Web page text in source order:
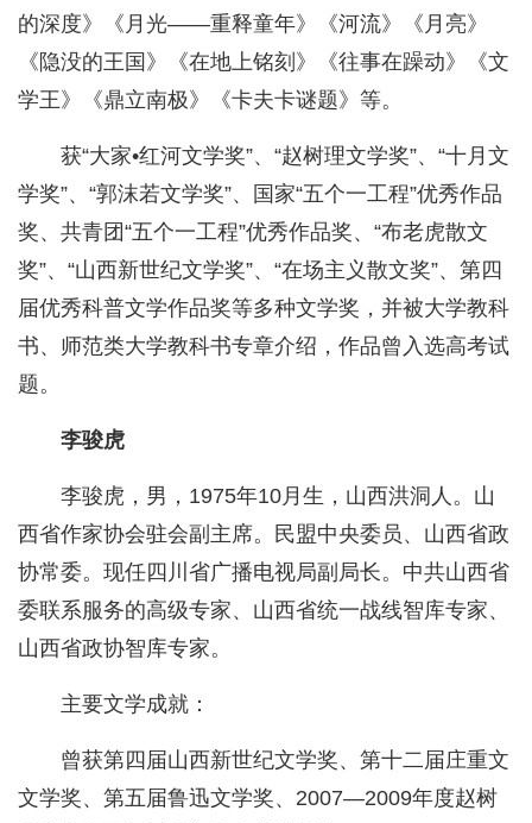
的深度》《月光——重释童年》《河流》《月亮》
《隐没的王国》《在地上铭刻》《往事在躁动》《文
学王》《鼎立南极》《卡夫卡谜题》等。
获“大家•红河文学奖”、“赵树理文学奖”、“十月文
学奖”、“郭沫若文学奖”、国家“五个一工程”优秀作品
奖、共青团“五个一工程”优秀作品奖、“布老虎散文
奖”、“山西新世纪文学奖”、“在场主义散文奖”、第四
届优秀科普文学作品奖等多种文学奖，并被大学教科
书、师范类大学教科书专章介绍，作品曾入选高考试
题。
李骏虎
李骏虎，男，1975年10月生，山西洪洞人。山
西省作家协会驻会副主席。民盟中央委员、山西省政
协常委。现任四川省广播电视局副局长。中共山西省
委联系服务的高级专家、山西省统一战线智库专家、
山西省政协智库专家。
主要文学成就：
曾获第四届山西新世纪文学奖、第十二届庄重文
文学奖、第五届鲁迅文学奖、2007—2009年度赵树